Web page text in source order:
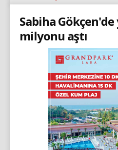
Sabiha Gökçen'de
milyonu aştı